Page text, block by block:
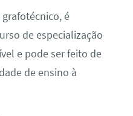
é
de especialização
e pode ser feito de
de ensino à